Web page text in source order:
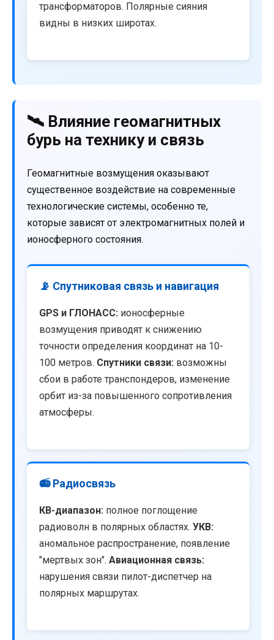
трансформаторов. Полярные сияния
видны в низких широтах.
🛰️ Влияние геомагнитных
бурь на технику и связь
Геомагнитные возмущения оказывают
существенное воздействие на современные
технологические системы, особенно те,
которые зависят от электромагнитных полей и
ионосферного состояния.
📡 Спутниковая связь и навигация
GPS и ГЛОНАСС: ионосферные
возмущения приводят к снижению
точности определения координат на 10-
100 метров. Спутники связи: возможны
сбои в работе транспондеров, изменение
орбит из-за повышенного сопротивления
атмосферы.
📻 Радиосвязь
КВ-диапазон: полное поглощение
радиоволн в полярных областях. УКВ:
аномальное распространение, появление
"мертвых зон". Авиационная связь:
нарушения связи пилот-диспетчер на
полярных маршрутах.